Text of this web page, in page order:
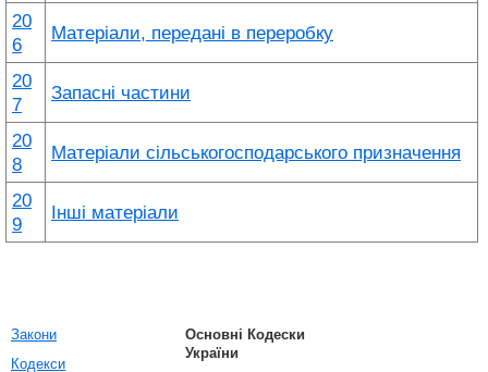
20
6
Матеріали, передані в переробку
20
7
Запасні частини
20
8
Матеріали сільськогосподарського призначення
20
9
Інші матеріали
Закони
Кодекси
Основні Кодески
України